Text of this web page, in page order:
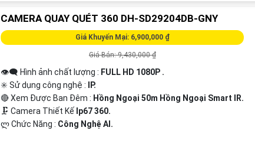
CAMERA QUAY QUÉT 360 DH-SD29204DB-GNY
Giá Khuyến Mại: 6,900,000 ₫
Giá Bán: 9,430,000 ₫
👁️‍🗨 Hình ảnh chất lượng : FULL HD 1080P .
✳️ Sử dụng công nghệ :
IP.
🔴 Xem Được Ban Đêm : Hồng Ngoại 50m Hồng Ngoại Smart IR.
🗜️ Camera Thiết Kế Ip67 360.
️ლ Chức Năng : Công Nghệ AI.